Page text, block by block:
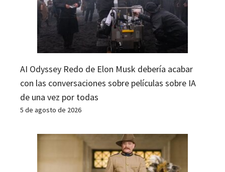
AI Odyssey Redo de Elon Musk debería acabar
con las conversaciones sobre películas sobre IA
de una vez por todas
5 de agosto de 2026